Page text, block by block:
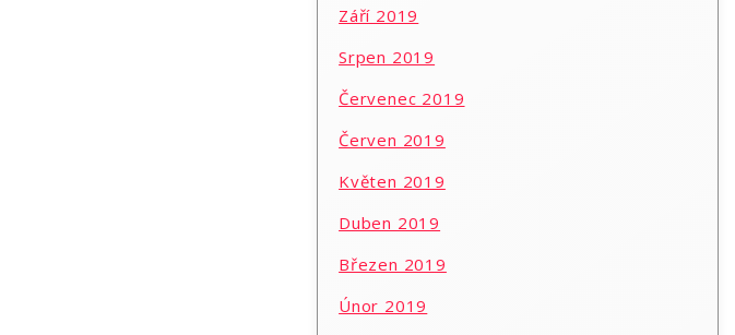
Září 2019
Srpen 2019
Červenec 2019
Červen 2019
Květen 2019
Duben 2019
Březen 2019
Únor 2019